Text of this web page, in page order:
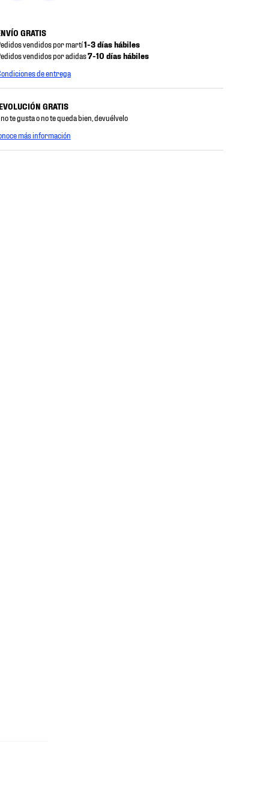
GRATIS
vendidos por martí1-3 días hábiles
vendidos por adidas7-10 días hábiles
de entrega
GRATIS
te gusta o no te queda bien, devuélvelo
más información